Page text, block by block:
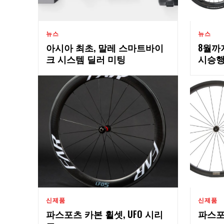
뉴스
아시아 최초, 말레 스마트바이
크 시스템 딜러 미팅
뉴스
8월까
시승
신제품
파스포츠 카본 휠셋, UFO 시리
신제품
파스